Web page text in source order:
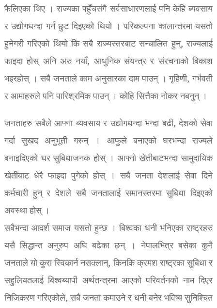
फैलिएका थिए । राज्यका पहुँचसंगै सर्वसाधारणलाई पनि केहि ब्यवसाय
र उद्योगधन्दा गर्न छुट दिइएको थियो । परिकल्पना कालान्तरमा यसतो
हुनेगरी गरिएको थियो कि सबै राज्यस्तरबाट सन्चालित हुन्, राज्यलाई
फाइदा होस् अनि अरु नयाँ, आधुनिक संयन्त्र र संरचनाको बिकाश
भइरहोस् । सबै जनताले काम अनुसारका दाम पाउन् । गृहिणी, गर्भवती
र आमाहरुले पनि पारिश्रमिक पाउन् । कोहि सित्तैका नोकर नबनुन् ।
जनताहरु सबैले आफ्ना ब्यवसाय र उद्योगधन्दा भन्दा बढी, देशको सेवा
गर्दा सुखद अनुभूती गरुन् । आफुले बनाएको घरभन्दा राज्यले
बनाइदिएको घर सुबिधाजनक होस् । आफ्नो खेतीबाटभन्दा सामुदायिक
खेतीबाट धेरै फाइदा पुगेको होस् । सबै जनता देशलाई सेवा दिने
कर्मचारी हुन् र देशले सबै जनतालाई समानस्तरमा सुबिधा दिइएको
अवस्था होस् ।
सबैभन्दा आदर्श समाज यसतो हुन्छ । बिश्वका धनी भनिएका राष्ट्रहरु
यसै सिद्धान्त अनुरुप अघि बढेका छन् । नेपालभित्र बसेका कुनै
जनताले यो कुरा स्विकार्न नसक्लान्, किनकि क्रमश राष्ट्रका सुबिधा र
सहुलियतलाई बिश्वब्यापी अर्थतन्त्रमा आएको परिवर्तनको नाम दिएर
निजिकरण गरिएकोले, सबै जनता कमाउने र धनी बनेर भविष्य सुनिश्चित